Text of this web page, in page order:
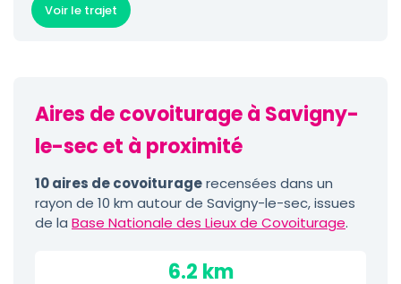
Voir le trajet
Aires de covoiturage à Savigny-
le-sec et à proximité
10 aires de covoituragerecensées dans un
rayon de 10 km autour de Savigny-le-sec, issues
de la Base Nationale des Lieux de Covoiturage.
6.2 km